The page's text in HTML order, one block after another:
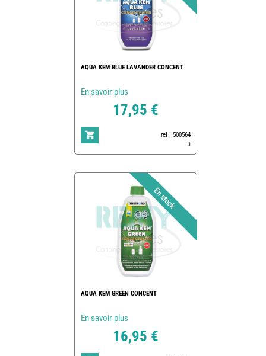
AQUA KEM BLUE LAVANDER CONCENT
En savoir plus
17,95 €
ref : 500564
3
AQUA KEM GREEN CONCENT
En savoir plus
16,95 €